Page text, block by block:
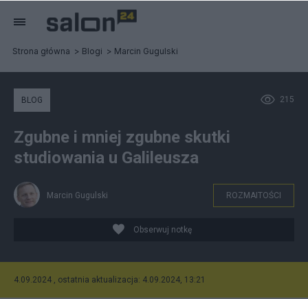
Strona główna Blogi Marcin Gugulski
215
BLOG
Zgubne i mniej zgubne skutki
studiowania u Galileusza
Marcin Gugulski ROZMAITOŚCI
Obserwuj notkę
4.09.2024 , ostatnia aktualizacja: 4.09.2024, 13:21